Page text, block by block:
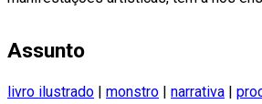
Assunto
livro ilustrado monstro narrativa